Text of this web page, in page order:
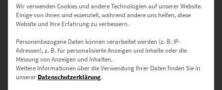
Zwischenräume
45 × 30 cm – beliebt für Homeoffice oder Arbeitsbereiche
60 × 40 cm – geeignet für Wohnbereiche oder Flure
75 × 50 cm – als Wandbild für moderne Büros oder
Medienräume
Wir verwenden Cookies und andere Technologien auf unserer Website.
Einige von ihnen sind essenziell, während andere uns helfen, diese
Website und Ihre Erfahrung zu verbessern.
Personenbezogene Daten können verarbeitet werden (z. B. IP-
Adressen), z. B. für personalisierte Anzeigen und Inhalte oder die
Messung von Anzeigen und Inhalten.
Weitere Informationen über die Verwendung Ihrer Daten finden Sie in
unserer Datenschutzerklärung.